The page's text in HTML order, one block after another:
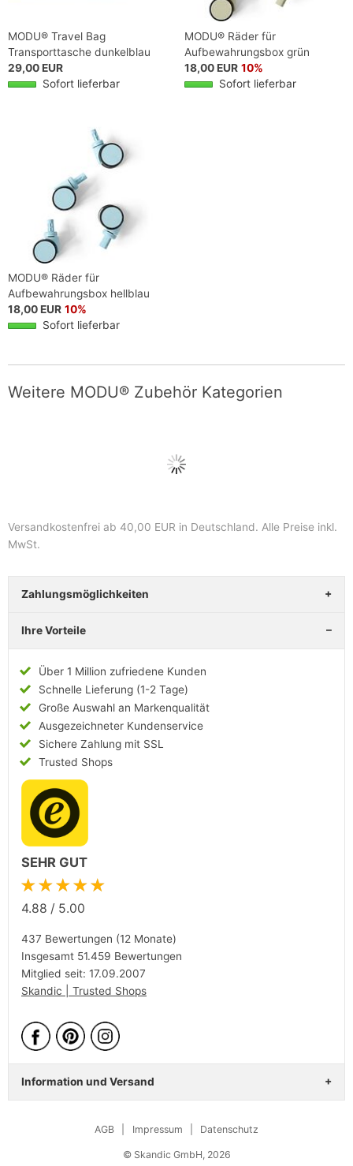
MODU® Travel Bag
Transporttasche dunkelblau
29,00 EUR
Sofort lieferbar
MODU® Räder für
Aufbewahrungsbox grün
18,00 EUR 10%
Sofort lieferbar
MODU® Räder für
Aufbewahrungsbox hellblau
18,00 EUR 10%
Sofort lieferbar
Weitere MODU® Zubehör Kategorien
Versandkostenfrei ab 40,00 EUR in Deutschland. Alle Preise inkl.
MwSt.
Zahlungsmöglichkeiten
Ihre Vorteile
Über 1 Million zufriedene Kunden
Schnelle Lieferung (1-2 Tage)
Große Auswahl an Markenqualität
Ausgezeichneter Kundenservice
Sichere Zahlung mit SSL
Trusted Shops
SEHR GUT
★★★★★
4.88 / 5.00
437 Bewertungen (12 Monate)
Insgesamt 51.459 Bewertungen
Mitglied seit: 17.09.2007
Skandic | Trusted Shops
Information und Versand
AGB Impressum Datenschutz
© Skandic GmbH, 2026